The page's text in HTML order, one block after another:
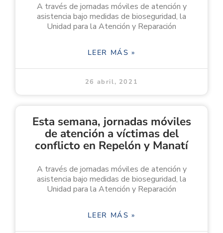
A través de jornadas móviles de atención y
asistencia bajo medidas de bioseguridad, la
Unidad para la Atención y Reparación
LEER MÁS »
26 abril, 2021
Esta semana, jornadas móviles
de atención a víctimas del
conflicto en Repelón y Manatí
A través de jornadas móviles de atención y
asistencia bajo medidas de bioseguridad, la
Unidad para la Atención y Reparación
LEER MÁS »